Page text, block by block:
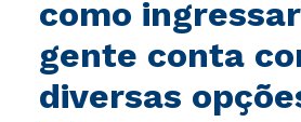
como
gente conta
diversas